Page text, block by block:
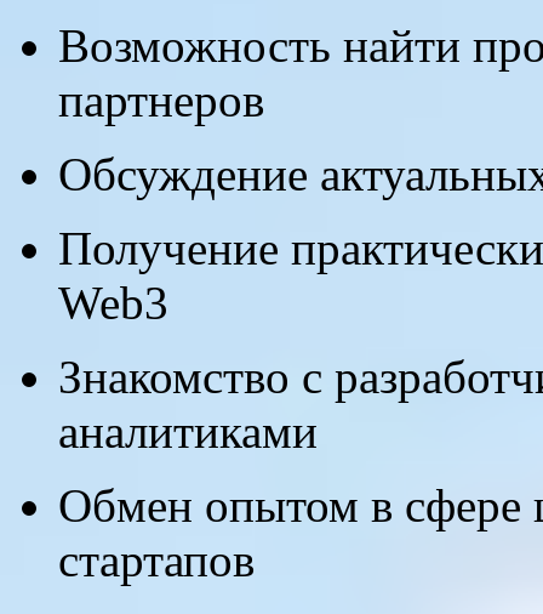
Возможность найти
партнеров
Обсуждение
Получение
Web3
Знакомство с
аналитиками
Обмен опытом в сфере
стартапов